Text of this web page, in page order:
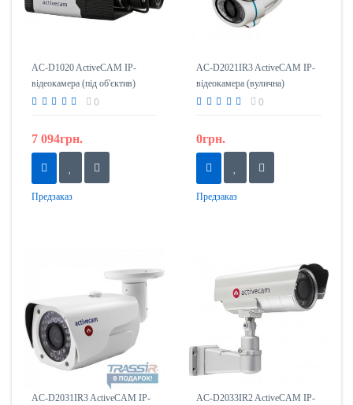
AC-D1020 ActiveCAM IP-
відеокамера (під об'єктив)
0
7 094грн.
Предзаказ
AC-D2021IR3 ActiveCAM IP-
відеокамера (вулична)
0
0грн.
Предзаказ
AC-D2031IR3 ActiveCAM IP-
AC-D2033IR2 ActiveCAM IP-